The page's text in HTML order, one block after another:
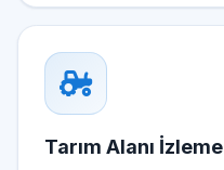
Tarım Alanı İzleme